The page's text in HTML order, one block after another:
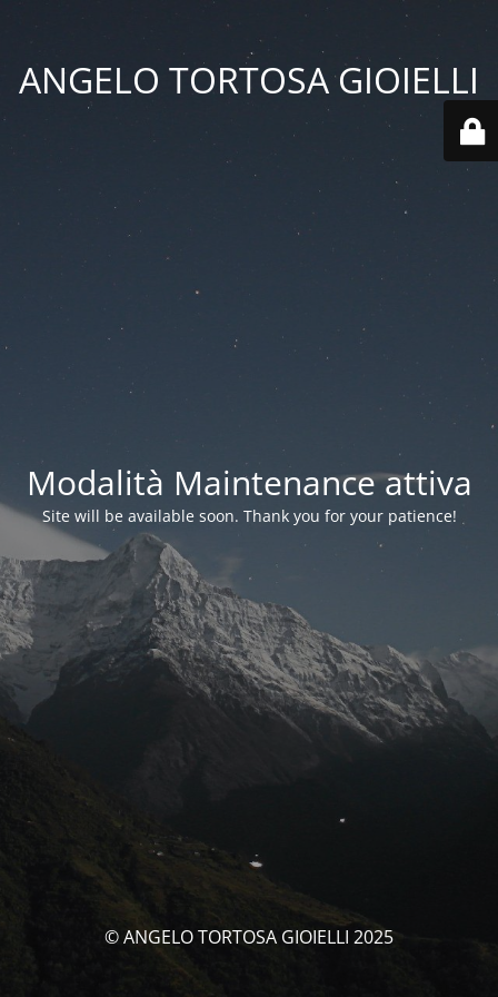
ANGELO TORTOSA GIOIELLI
Modalità Maintenance attiva
Site will be available soon. Thank you for your patience!
© ANGELO TORTOSA GIOIELLI 2025